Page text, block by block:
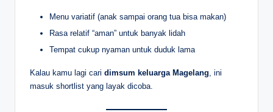
Menu variatif (anak sampai orang tua bisa makan)
Rasa relatif “aman” untuk banyak lidah
Tempat cukup nyaman untuk duduk lama
Kalau kamu lagi cari dimsum keluarga Magelang, ini
masuk shortlist yang layak dicoba.